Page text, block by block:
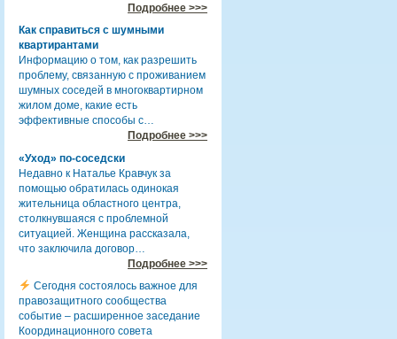
Подробнее >>>
Как справиться с шумными
квартирантами
Информацию о том, как разрешить
проблему, связанную с проживанием
шумных соседей в многоквартирном
жилом доме, какие есть
эффективные способы с…
Подробнее >>>
«Уход» по-соседски
Недавно к Наталье Кравчук за
помощью обратилась одинокая
жительница областного центра,
столкнувшаяся с проблемной
ситуацией. Женщина рассказала,
что заключила договор…
Подробнее >>>
Сегодня состоялось важное для
правозащитного сообщества
событие – расширенное заседание
Координационного совета